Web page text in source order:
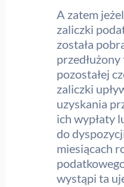
A zatem
zaliczki
została
pozostałej
zaliczki
uzyskania
ich wypłaty
do
miesiącach
wystąpi ta